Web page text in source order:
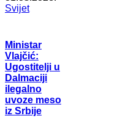
Svijet
Ministar
Vlajčić:
Ugostitelji u
Dalmaciji
ilegalno
uvoze meso
iz Srbije